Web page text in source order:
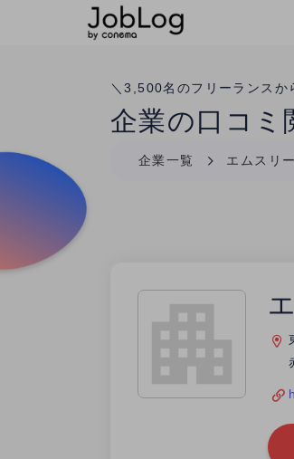
＼3,500名のフリーランスか
企業の口コミ
企業一覧 エムスリ